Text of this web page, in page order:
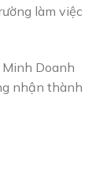
làm việc
Doanh
nhận thành